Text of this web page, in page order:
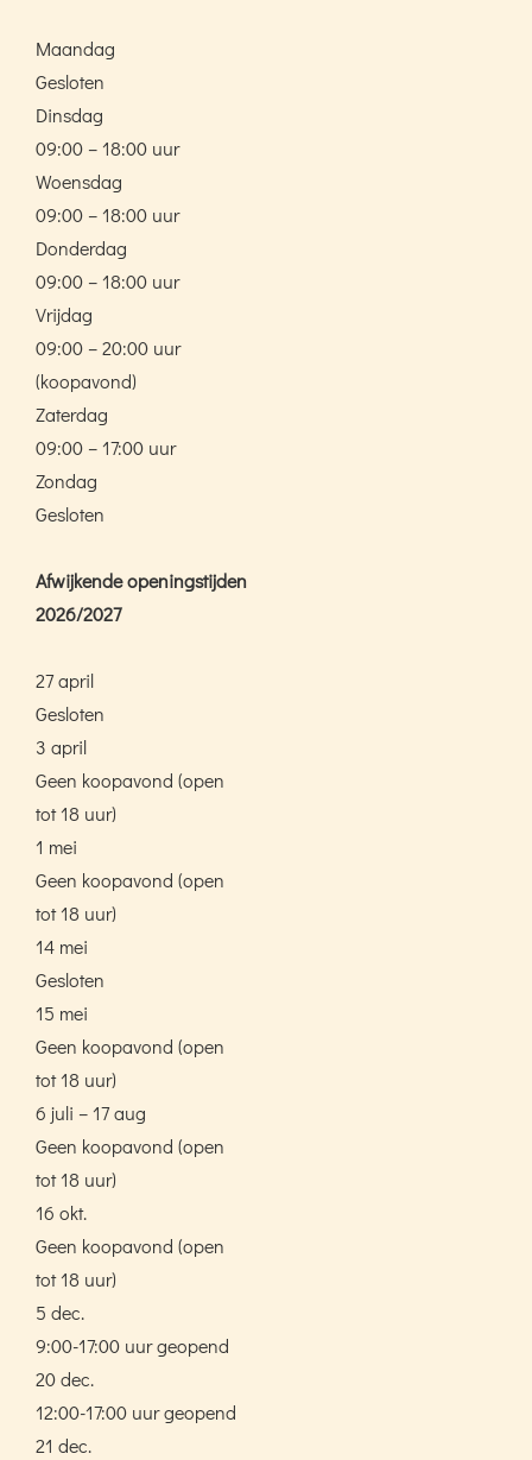
Maandag
Gesloten
Dinsdag
09:00 – 18:00 uur
Woensdag
09:00 – 18:00 uur
Donderdag
09:00 – 18:00 uur
Vrijdag
09:00 – 20:00 uur
(koopavond)
Zaterdag
09:00 – 17:00 uur
Zondag
Gesloten
Afwijkende openingstijden
2026/2027
27 april
Gesloten
3 april
Geen koopavond (open
tot 18 uur)
1 mei
Geen koopavond (open
tot 18 uur)
14 mei
Gesloten
15 mei
Geen koopavond (open
tot 18 uur)
6 juli – 17 aug
Geen koopavond (open
tot 18 uur)
16 okt.
Geen koopavond (open
tot 18 uur)
5 dec.
9:00-17:00 uur geopend
20 dec.
12:00-17:00 uur geopend
21 dec.